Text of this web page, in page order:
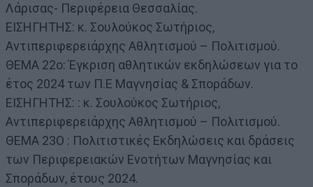
Λάρισας- Περιφέρεια Θεσσαλίας.
ΕΙΣΗΓΗΤΗΣ: κ. Σουλούκος Σωτήριος,
Αντιπεριφερειάρχης Αθλητισμού – Πολιτισμού.
ΘΕΜΑ 22ο: Έγκριση αθλητικών εκδηλώσεων για το
έτος 2024 των Π.Ε Μαγνησίας & Σποράδων.
ΕΙΣΗΓΗΤΗΣ: : κ. Σουλούκος Σωτήριος,
Αντιπεριφερειάρχης Αθλητισμού – Πολιτισμού.
ΘΕΜΑ 23Ο : Πολιτιστικές Εκδηλώσεις και δράσεις
των Περιφερειακών Ενοτήτων Μαγνησίας και
Σποράδων, έτους 2024.